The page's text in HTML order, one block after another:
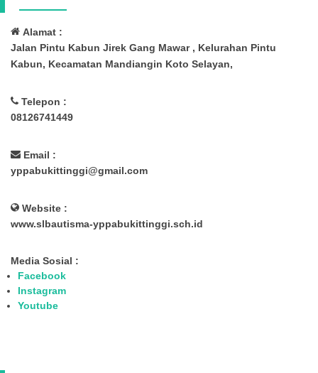
Alamat :
Jalan Pintu Kabun Jirek Gang Mawar , Kelurahan Pintu
Kabun, Kecamatan Mandiangin Koto Selayan,
Telepon :
08126741449
Email :
yppabukittinggi@gmail.com
Website :
www.slbautisma-yppabukittinggi.sch.id
Media Sosial :
Facebook
Instagram
Youtube